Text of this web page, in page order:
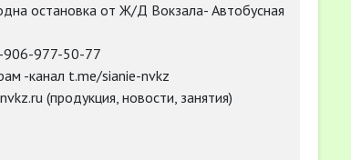
остановка от Ж/Д Вокзала- Автобусная
977-50-77
-канал t.me/sianie-nvkz
(продукция, новости, занятия)